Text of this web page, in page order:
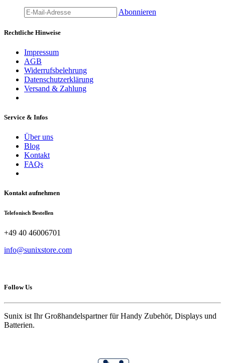
Abonnieren
Rechtliche Hinweise
Impressum
AGB
Widerrufsbelehrung
Datenschutzerklärung
Versand & Zahlung
Service & Infos
Über uns
Blog
Kontakt
FAQs
Kontakt aufnehmen
Telefonisch Bestellen
+49 40 46006701
info@sunixstore.com
Follow Us
Sunix ist Ihr Großhandelspartner für Handy Zubehör, Displays und
Batterien.